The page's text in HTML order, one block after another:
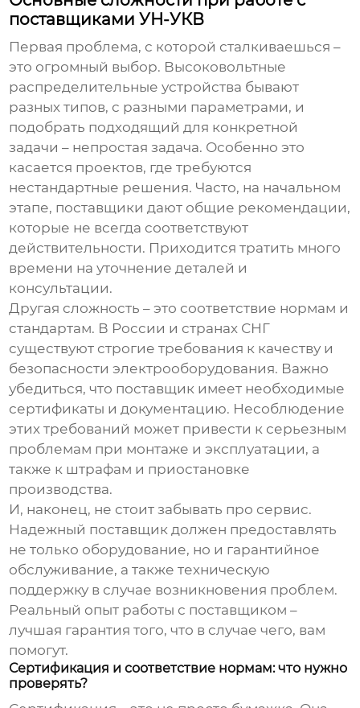
поставщиками УН-УКВ
Первая проблема, с которой сталкиваешься –
это огромный выбор. Высоковольтные
распределительные устройства бывают
разных типов, с разными параметрами, и
подобрать подходящий для конкретной
задачи – непростая задача. Особенно это
касается проектов, где требуются
нестандартные решения. Часто, на начальном
этапе, поставщики дают общие рекомендации,
которые не всегда соответствуют
действительности. Приходится тратить много
времени на уточнение деталей и
консультации.
Другая сложность – это соответствие нормам и
стандартам. В России и странах СНГ
существуют строгие требования к качеству и
безопасностиэлектрооборудования. Важно
убедиться, что поставщик имеет необходимые
сертификаты и документацию. Несоблюдение
этих требований может привести к серьезным
проблемам при монтаже и эксплуатации, а
также к штрафам и приостановке
производства.
И, наконец, не стоит забывать про сервис.
Надежный поставщик должен предоставлять
не только оборудование, но и гарантийное
обслуживание, а также техническую
поддержку в случае возникновения проблем.
Реальный опыт работы с поставщиком –
лучшая гарантия того, что в случае чего, вам
помогут.
Сертификация и соответствие нормам: что нужно
проверять?